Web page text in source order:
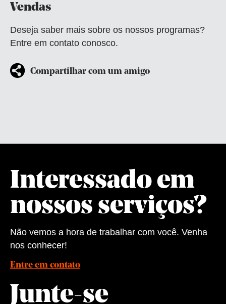
Vendas
Deseja saber mais sobre os nossos programas?
Entre em contato conosco.
Compartilhar com um amigo
Interessado em
nossos serviços?
Não vemos a hora de trabalhar com você. Venha
nos conhecer!
Entre em contato
Junte-se